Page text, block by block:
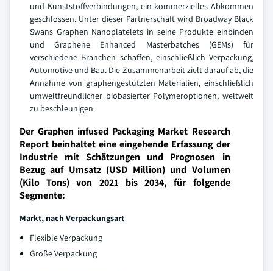
und Kunststoffverbindungen, ein kommerzielles Abkommen
geschlossen. Unter dieser Partnerschaft wird Broadway Black
Swans Graphen Nanoplatelets in seine Produkte einbinden
und Graphene Enhanced Masterbatches (GEMs) für
verschiedene Branchen schaffen, einschließlich Verpackung,
Automotive und Bau. Die Zusammenarbeit zielt darauf ab, die
Annahme von graphengestützten Materialien, einschließlich
umweltfreundlicher biobasierter Polymeroptionen, weltweit
zu beschleunigen.
Der Graphen infused Packaging Market Research
Report beinhaltet eine eingehende Erfassung der
Industrie mit Schätzungen und Prognosen in
Bezug auf Umsatz (USD Million) und Volumen
(Kilo Tons) von 2021 bis 2034, für folgende
Segmente:
Markt, nach Verpackungsart
Flexible Verpackung
Große Verpackung